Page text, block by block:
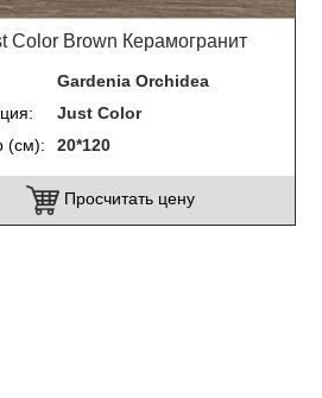
Color Brown Керамогранит
Gardenia Orchidea
Just Color
(см)
20*120
Просчитать цену